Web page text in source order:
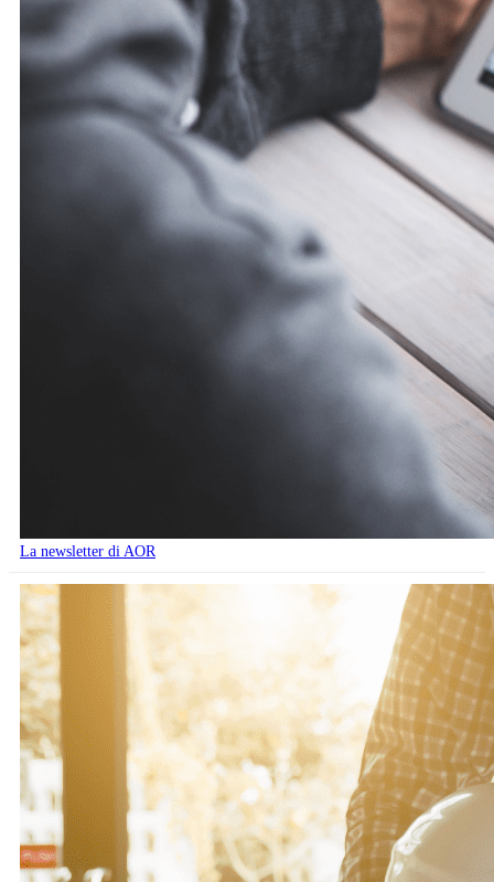
La newsletter di AOR